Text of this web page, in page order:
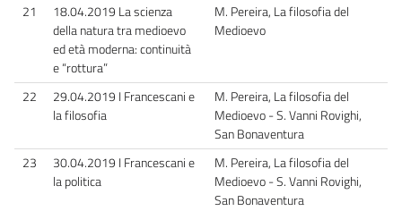
21
18.04.2019 La scienza
della natura tra medioevo
ed età moderna: continuità
e “rottura”
M. Pereira, La filosofia del
Medioevo
22
29.04.2019 I Francescani e
la filosofia
M. Pereira, La filosofia del
Medioevo - S. Vanni Rovighi,
San Bonaventura
23
30.04.2019 I Francescani e
la politica
M. Pereira, La filosofia del
Medioevo - S. Vanni Rovighi,
San Bonaventura